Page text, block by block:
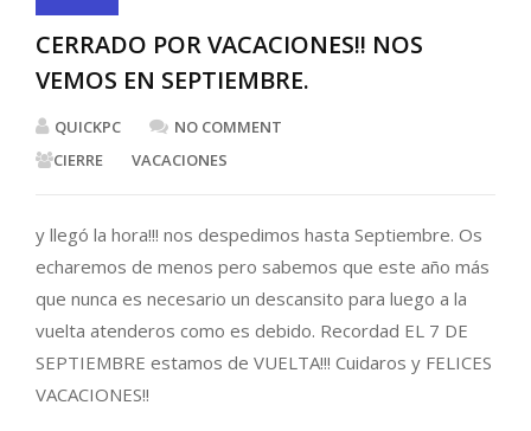
CERRADO POR VACACIONES!! NOS
VEMOS EN SEPTIEMBRE.
QUICKPC
NO COMMENT
CIERRE
VACACIONES
y llegó la hora!!! nos despedimos hasta Septiembre. Os
echaremos de menos pero sabemos que este año más
que nunca es necesario un descansito para luego a la
vuelta atenderos como es debido. Recordad EL 7 DE
SEPTIEMBRE estamos de VUELTA!!! Cuidaros y FELICES
VACACIONES!!